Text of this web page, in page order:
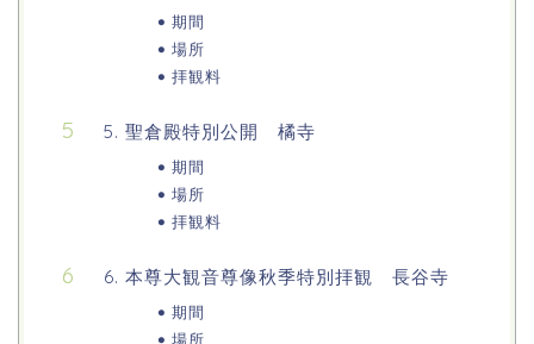
期間
場所
拝観料
5. 聖倉殿特別公開 橘寺
期間
場所
拝観料
6. 本尊大観音尊像秋季特別拝観 長谷寺
期間
場所